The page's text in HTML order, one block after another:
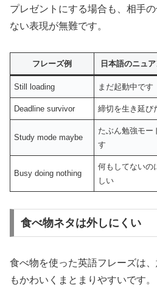
プレゼントにする場合も、相手
ない表現が無難です。
フレーズ例 日本語のニュ
Still loading まだ起動中です
Deadline survivor 締切を生き延び
Study mode maybe
たぶん勉強モー
す
Busy doing nothing
何もしてないの
しい
食べ物ネタは外しにくい
食べ物を使った英語フレーズは
もかわいくまとまりやすいです。